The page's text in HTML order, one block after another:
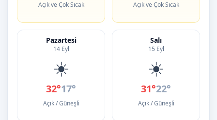
Açık ve Çok Sıcak Açık ve Çok Sıcak
Pazartesi
14 Eyl
☀️
32°17°
Açık / Güneşli
Salı
15 Eyl
☀️
31°22°
Açık / Güneşli